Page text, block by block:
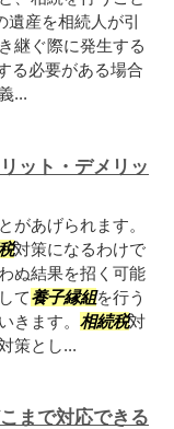
遺産を相続人が引
継ぐ際に発生する
る必要がある場合
...
ット・デメリッ
があげられます。
対策になるわけで
ぬ結果を招く可能
て養子縁組を行う
きます。 相続税対
策とし...
まで対応できる